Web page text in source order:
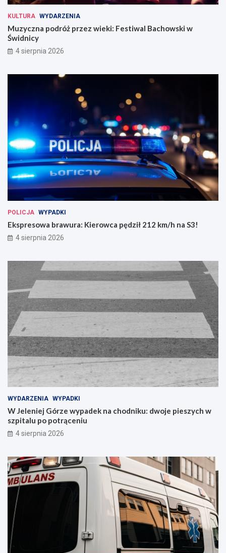
KULTURA WYDARZENIA
Muzyczna podróż przez wieki: Festiwal Bachowski w
Świdnicy
4 sierpnia 2026
POLICJA WYPADKI
Ekspresowa brawura: Kierowca pędził 212 km/h na S3!
4 sierpnia 2026
WYDARZENIA WYPADKI
W Jeleniej Górze wypadek na chodniku: dwoje pieszych w
szpitalu po potrąceniu
4 sierpnia 2026